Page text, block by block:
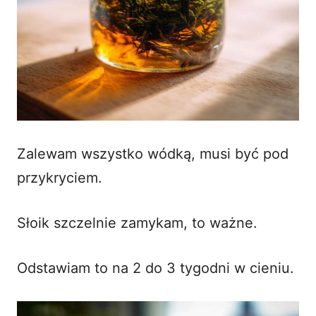
Zalewam wszystko wódką, musi być pod
przykryciem.
Słoik szczelnie zamykam, to ważne.
Odstawiam to na 2 do 3 tygodni w cieniu.